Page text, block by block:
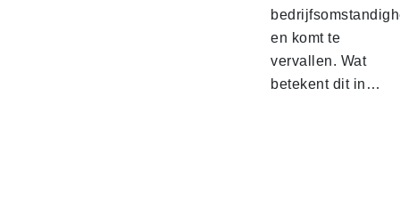
en komt te
vervallen. Wat
betekent dit in…